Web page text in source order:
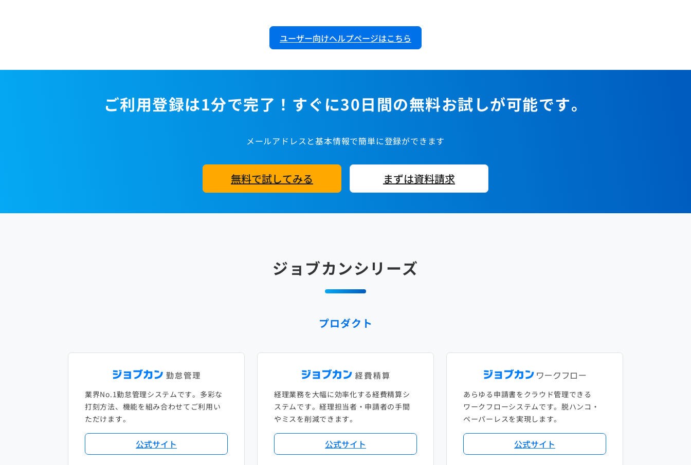
画面の管理者用アカウントについては、複数のアカウントを発行することも可能です。本社と支社でアカウントを使い分け
る、複数の管理者を用意して申請への承認をそれぞれの管理者が行う、といった運用をすることもできます。こうした場合、
ユーザー向けヘルプページはこちら
ご利用登録は1分で完了！すぐに30日間の無料お試しが可能です。
メールアドレスと基本情報で簡単に登録ができます
無料で試してみる まずは資料請求
ジョブカンシリーズ
プロダクト
業界No.1勤怠管理システムです。多彩な
打刻方法、機能を組み合わせてご利用い
ただけます。
公式サイト
経理業務を大幅に効率化する経費精算シ
ステムです。経理担当者・申請者の手間
やミスを削減できます。
公式サイト
あらゆる申請書をクラウド管理できる
ワークフローシステムです。脱ハンコ・
ペーパーレスを実現します。
公式サイト